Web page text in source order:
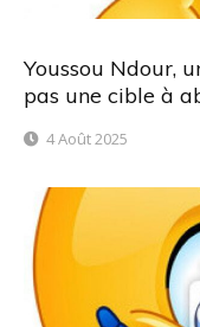
Youssou Ndour,
pas une cible à
4 Août 2025